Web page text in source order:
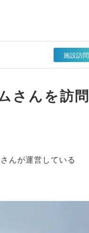
施設訪問
さんを訪問
んが運営している